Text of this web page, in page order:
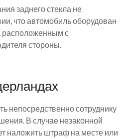
заднего стекла не
что автомобиль оборудован
расположенным с
стороны.
непосредственно сотруднику
В случае незаконной
наложить штраф на месте или